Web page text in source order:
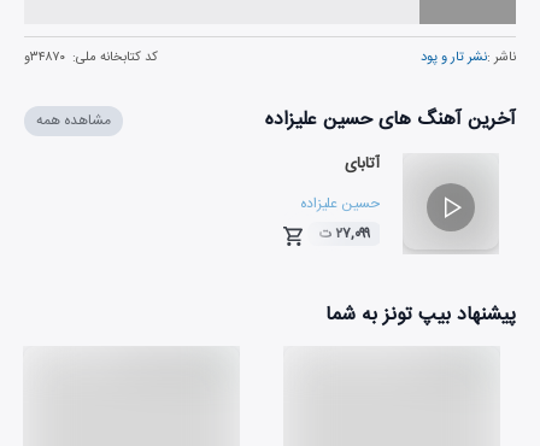
ناشر :نشر تار و پود کد کتابخانه ملی: ۳۴۸۷۰و
آخرین آهنگ های حسین علیزاده مشاهده همه
آتابای
حسین علیزاده
۰۴:۵۰
۲۷,۰۹۹ ت
پیشنهاد بیپ تونز به شما